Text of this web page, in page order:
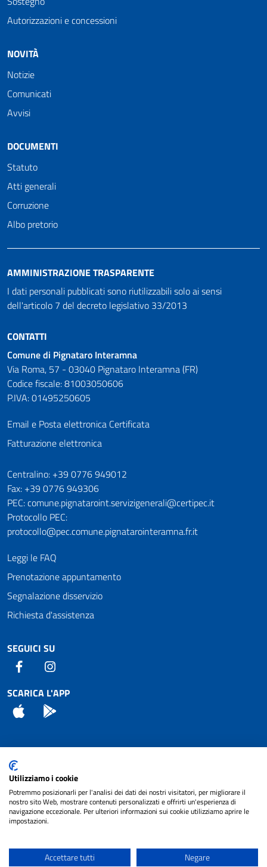
Autorizzazioni e concessioni
NOVITÀ
Notizie
Comunicati
Avvisi
DOCUMENTI
Statuto
Atti generali
Corruzione
Albo pretorio
AMMINISTRAZIONE TRASPARENTE
I dati personali pubblicati sono riutilizzabili solo ai sensi
dell'articolo 7 del decreto legislativo 33/2013
CONTATTI
Comune di Pignataro Interamna
Via Roma, 57 - 03040 Pignataro Interamna (FR)
Codice fiscale: 81003050606
P.IVA: 01495250605
Email e Posta elettronica Certificata
Fatturazione elettronica
Numeri utili
Centralino: +39 0776 949012
Fax: +39 0776 949306
PEC: comune.pignataroint.servizigenerali@certipec.it
Protocollo PEC:
protocollo@pec.comune.pignatarointeramna.fr.it
Leggi le FAQ
Prenotazione appuntamento
Segnalazione disservizio
Richiesta d'assistenza
SEGUICI SU
Facebook
SCARICA L'APP
App Store
Attuazione Misure PNRR
Piano di miglioramento del sito
Note legali
cura diNET SMART
Utilizziamo i cookie
Potremmo posizionarli per l'analisi dei dati dei nostri visitatori, per migliorare il
nostro sito Web, mostrare contenuti personalizzati e offrirti un'esperienza di
navigazione eccezionale. Per ulteriori informazioni sui cookie utilizziamo aprire le
impostazioni.
Accettare tutti Negare